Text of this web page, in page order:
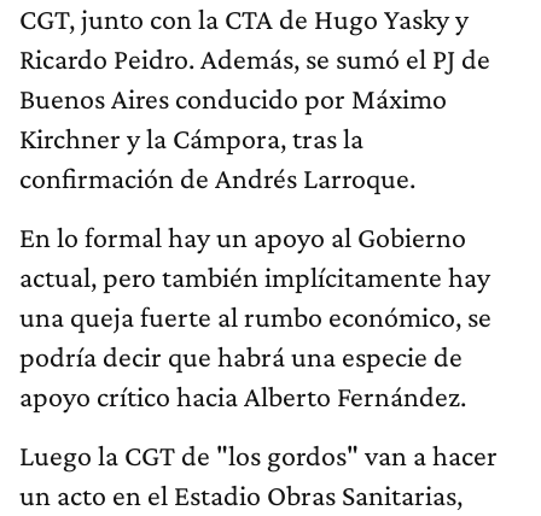
CGT, junto con la CTA de Hugo Yasky y
Ricardo Peidro. Además, se sumó el PJ de
Buenos Aires conducido por Máximo
Kirchner y la Cámpora, tras la
confirmación de Andrés Larroque.
En lo formal hay un apoyo al Gobierno
actual, pero también implícitamente hay
una queja fuerte al rumbo económico, se
podría decir que habrá una especie de
apoyo crítico hacia Alberto Fernández.
Luego la CGT de "los gordos" van a hacer
un acto en el Estadio Obras Sanitarias,